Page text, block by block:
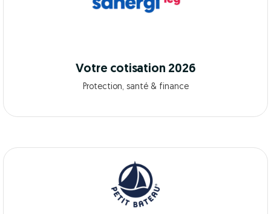
Votre cotisation 2026
Protection, santé & finance